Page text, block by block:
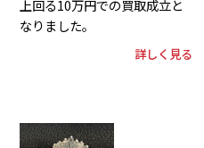
上回る10万円での買取成立と
なりました。
詳しく見る